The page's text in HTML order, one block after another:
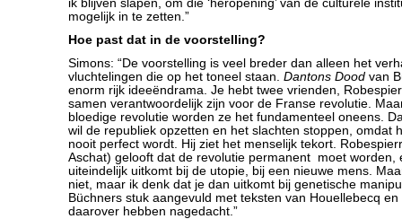
ik blijven slapen, om die ‘heropening’ van de culturele
mogelijk in te zetten.”
Hoe past dat in de voorstelling?
Simons: “De voorstelling is veel breder dan alleen het
vluchtelingen die op het toneel staan. Dantons Dood van
enorm rijk ideeëndrama. Je hebt twee vrienden,
samen verantwoordelijk zijn voor de Franse revolutie.
bloedige revolutie worden ze het fundamenteel oneens.
wil de republiek opzetten en het slachten stoppen, omdat
nooit perfect wordt. Hij ziet het menselijk tekort.
Aschat) gelooft dat de revolutie permanent moet worden,
uiteindelijk uitkomt bij de utopie, bij een nieuwe mens.
niet, maar ik denk dat je dan uitkomt bij genetische
Büchners stuk aangevuld met teksten van Houellebecq
daarover hebben nagedacht.”